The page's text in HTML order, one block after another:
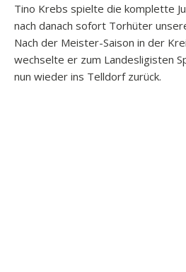
Tino Krebs spielte die komplette
nach danach sofort Torhüter
Nach der Meister-Saison in der
wechselte er zum Landesligisten
nun wieder ins Telldorf zurück.